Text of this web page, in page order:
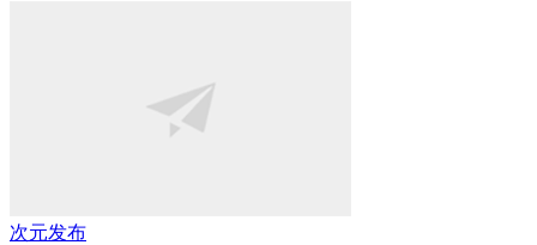
次元发布